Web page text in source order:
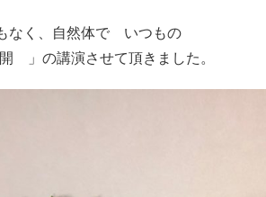
なく、自然体で いつもの
」の講演させて頂きました。